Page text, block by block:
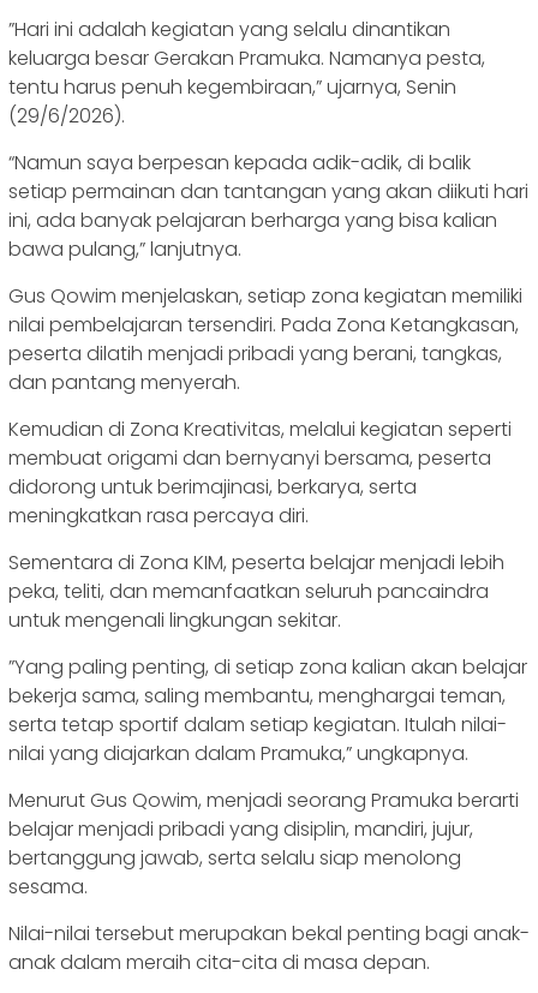
‎‎”Hari ini adalah kegiatan yang selalu dinantikan
keluarga besar Gerakan Pramuka. Namanya pesta,
tentu harus penuh kegembiraan,” ujarnya, Senin
(29/6/2026).
“Namun saya berpesan kepada adik-adik, di balik
setiap permainan dan tantangan yang akan diikuti hari
ini, ada banyak pelajaran berharga yang bisa kalian
bawa pulang,” lanjutnya.
‎Gus Qowim menjelaskan, setiap zona kegiatan memiliki
nilai pembelajaran tersendiri. Pada Zona Ketangkasan,
peserta dilatih menjadi pribadi yang berani, tangkas,
dan pantang menyerah.
Kemudian di Zona Kreativitas, melalui kegiatan seperti
membuat origami dan bernyanyi bersama, peserta
didorong untuk berimajinasi, berkarya, serta
meningkatkan rasa percaya diri.
Sementara di Zona KIM, peserta belajar menjadi lebih
peka, teliti, dan memanfaatkan seluruh pancaindra
untuk mengenali lingkungan sekitar.
‎‎”Yang paling penting, di setiap zona kalian akan belajar
bekerja sama, saling membantu, menghargai teman,
serta tetap sportif dalam setiap kegiatan. Itulah nilai-
nilai yang diajarkan dalam Pramuka,” ungkapnya.
‎Menurut Gus Qowim, menjadi seorang Pramuka berarti
belajar menjadi pribadi yang disiplin, mandiri, jujur,
bertanggung jawab, serta selalu siap menolong
sesama.
Nilai-nilai tersebut merupakan bekal penting bagi anak-
anak dalam meraih cita-cita di masa depan.